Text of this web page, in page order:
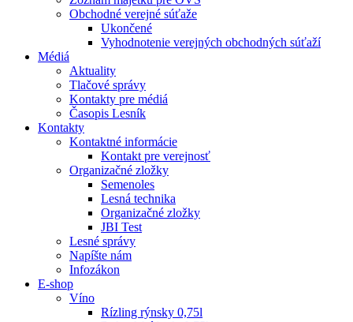
Obchodné verejné súťaže
Ukončené
Vyhodnotenie verejných obchodných súťaží
Médiá
Aktuality
Tlačové správy
Kontakty pre médiá
Časopis Lesník
Kontakty
Kontaktné informácie
Kontakt pre verejnosť
Organizačné zložky
Semenoles
Lesná technika
Organizačné zložky
JBI Test
Lesné správy
Napíšte nám
Infozákon
E-shop
Víno
Rízling rýnsky 0,75l